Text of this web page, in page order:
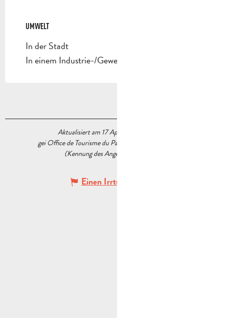
UMWELT
UMWELT
In der Stadt
In einem Industrie-/Gewerbegebiet
Aktualisiert am 17 April 2026 Um 15:09
gei Office de Tourisme du Pays d’Aubagne et de l’Étoile
(Kennung des Angebots :
Einen Irrtum angeben